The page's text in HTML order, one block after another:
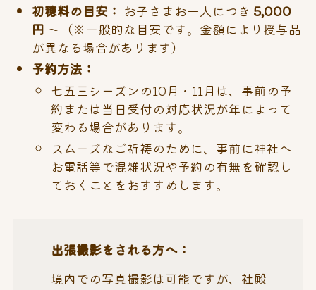
初穂料の目安： お子さまお一人につき 5,000
円 〜（※一般的な目安です。金額により授与品
が異なる場合があります）
予約方法：
七五三シーズンの10月・11月は、事前の予
約または当日受付の対応状況が年によって
変わる場合があります。
スムーズなご祈祷のために、事前に神社へ
お電話等で混雑状況や予約の有無を確認し
ておくことをおすすめします。
出張撮影をされる方へ：
境内での写真撮影は可能ですが、社殿